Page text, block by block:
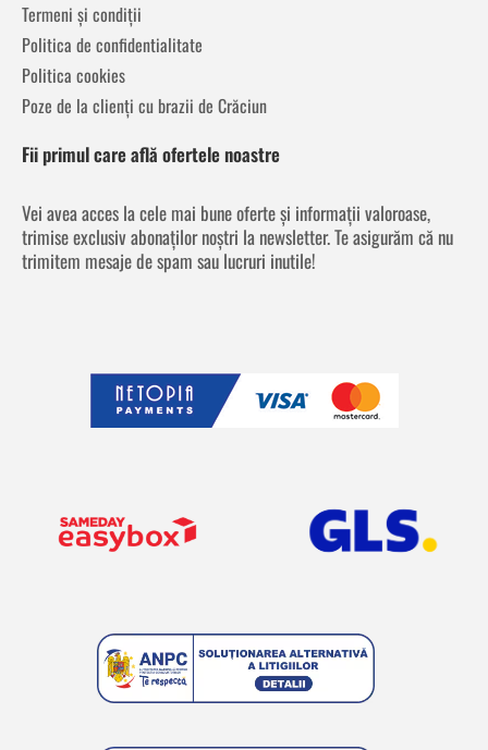
Termeni și condiții
Politica de confidentialitate
Politica cookies
Poze de la clienți cu brazii de Crăciun
Fii primul care află ofertele noastre
Vei avea acces la cele mai bune oferte și informații valoroase,
trimise exclusiv abonaților noștri la newsletter. Te asigurăm că nu
trimitem mesaje de spam sau lucruri inutile!